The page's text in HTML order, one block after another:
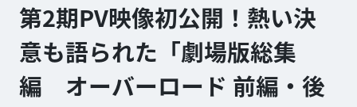
第2期PV映像初公開！熱い決
意も語られた「劇場版総集
編 オーバーロード 前編・後